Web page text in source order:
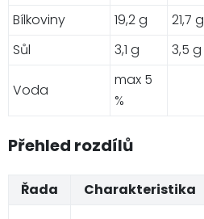
Bílkoviny
19,2 g 21,7 g
Sůl
3,1 g 3,5 g
Voda
max 5
%
Přehled rozdílů
Řada Charakteristika